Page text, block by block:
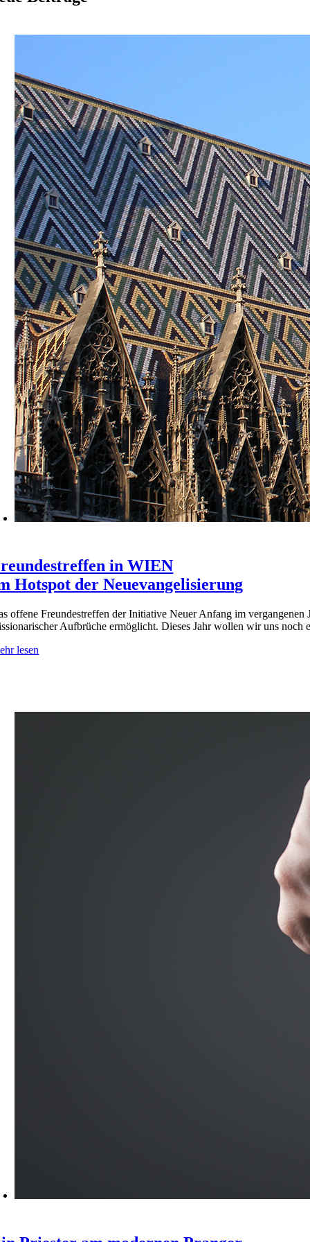
in WIEN
Hotspot der Neuevangelisierung
offene Freundestreffen der Initiative Neuer Anfang im
Aufbrüche ermöglicht. Dieses Jahr wollen wir uns
lesen